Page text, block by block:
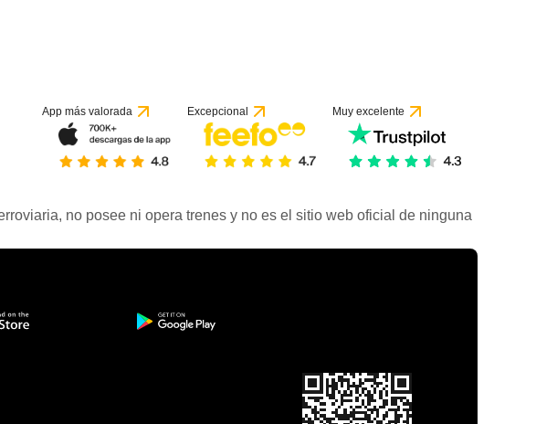
App más valorada Excepcional Muy excelente
no posee ni opera trenes y no es el sitio web oficial de ninguna